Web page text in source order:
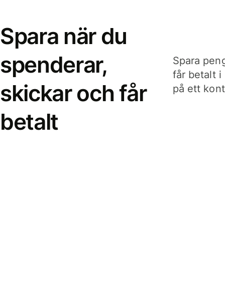
Spara när du
spenderar,
skickar och får
betalt
Spara
får betalt i
på ett